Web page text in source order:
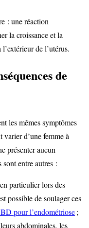
: une réaction
la croissance et la
de l’utérus.
de
les mêmes symptômes
varier d’une femme à
présenter aucun
entre autres :
particulier lors des
possible de soulager ces
pour l’endométriose;
abdominales, les